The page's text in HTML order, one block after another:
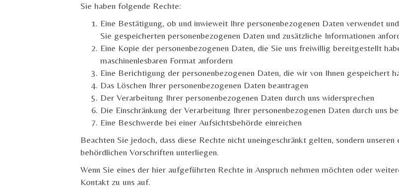
Sie haben folgende Rechte:
Eine Bestätigung, ob und inwieweit Ihre personenbezogenen Daten verwendet
Sie gespeicherten personenbezogenen Daten und zusätzliche Informationen
Eine Kopie der personenbezogenen Daten, die Sie uns freiwillig bereitgestellt
maschinenlesbaren Format anfordern
Eine Berichtigung der personenbezogenen Daten, die wir von Ihnen gespeichert
Das Löschen Ihrer personenbezogenen Daten beantragen
Der Verarbeitung Ihrer personenbezogenen Daten durch uns widersprechen
Die Einschränkung der Verarbeitung Ihrer personenbezogenen Daten durch uns
Eine Beschwerde bei einer Aufsichtsbehörde einreichen
Beachten Sie jedoch, dass diese Rechte nicht uneingeschränkt gelten, sondern
behördlichen Vorschriften unterliegen.
Wenn Sie eines der hier aufgeführten Rechte in Anspruch nehmen möchten oder
Kontakt zu uns auf.